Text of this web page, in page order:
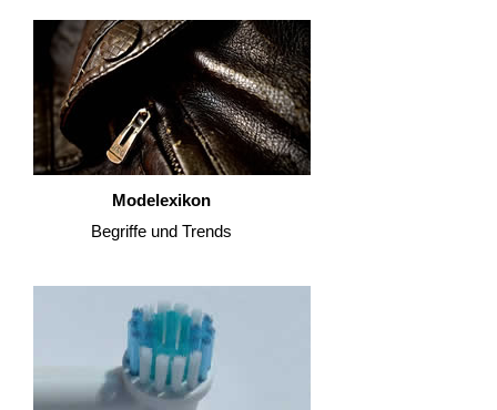
Modelexikon
Begriffe und Trends